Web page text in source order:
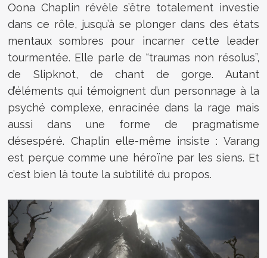
Oona Chaplin révèle s’être totalement investie
dans ce rôle, jusqu’à se plonger dans des états
mentaux sombres pour incarner cette leader
tourmentée. Elle parle de “traumas non résolus”,
de Slipknot, de chant de gorge. Autant
d’éléments qui témoignent d’un personnage à la
psyché complexe, enracinée dans la rage mais
aussi dans une forme de pragmatisme
désespéré. Chaplin elle-même insiste : Varang
est perçue comme une héroïne par les siens. Et
c’est bien là toute la subtilité du propos.